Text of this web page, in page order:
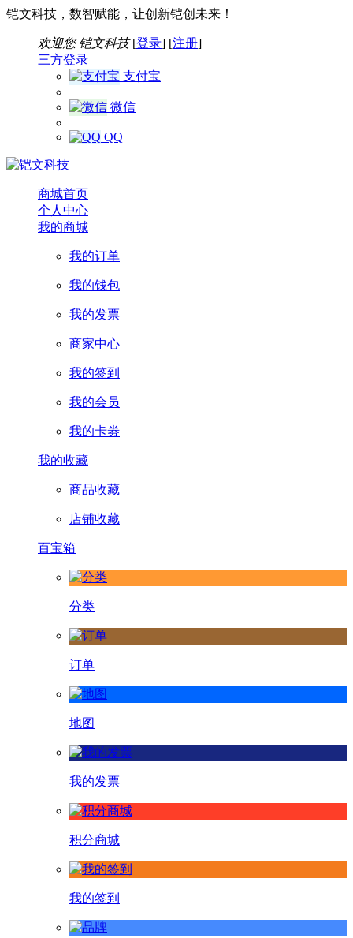
铠文科技，数智赋能，让创新铠创未来！
欢迎您 铠文科技[登录] [注册]
三方登录
支付宝
微信
QQ
商城首页
个人中心
我的商城
我的订单
我的钱包
我的发票
商家中心
我的签到
我的会员
我的卡劵
我的收藏
商品收藏
店铺收藏
百宝箱
分类
订单
地图
我的发票
积分商城
我的签到